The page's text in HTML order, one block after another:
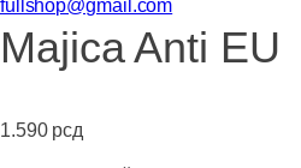
fullshop@gmail.com
Majica Anti EU
1.590 рсд